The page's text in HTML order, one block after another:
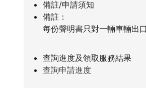
備註/申請須知
備註：
每份聲明書只對一輛車輛出
查詢進度及領取服務結果
查詢申請進度